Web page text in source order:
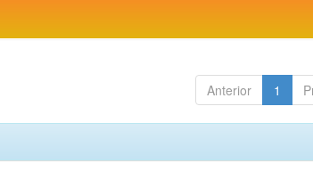
Anterior 1